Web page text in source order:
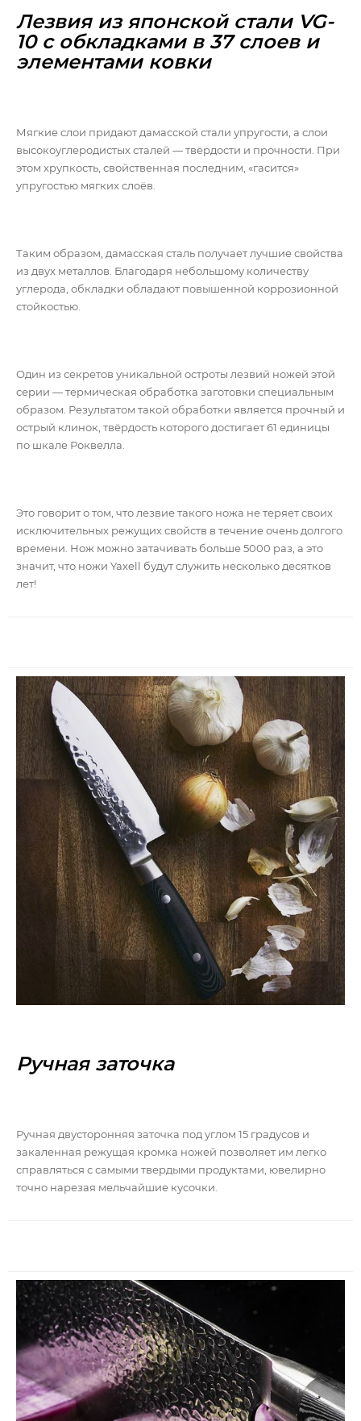
Лезвия из японской стали VG-
10 с обкладками в 37 слоев и
элементами ковки
Мягкие слои придают дамасской стали упругости, а слои
высокоуглеродистых сталей — твёрдости и прочности. При
этом хрупкость, свойственная последним, «гасится»
упругостью мягких слоёв.
Таким образом, дамасская сталь получает лучшие свойства
из двух металлов. Благодаря небольшому количеству
углерода, обкладки обладают повышенной коррозионной
стойкостью.
Один из секретов уникальной остроты лезвий ножей этой
серии — термическая обработка заготовки специальным
образом. Результатом такой обработки является прочный и
острый клинок, твёрдость которого достигает 61 единицы
по шкале Роквелла.
Это говорит о том, что лезвие такого ножа не теряет своих
исключительных режущих свойств в течение очень долгого
времени. Нож можно затачивать больше 5000 раз, а это
значит, что ножи Yaxell будут служить несколько десятков
лет!
Ручная заточка
Ручная двусторонняя заточка под углом 15 градусов и
закаленная режущая кромка ножей позволяет им легко
справляться с самыми твердыми продуктами, ювелирно
точно нарезая мельчайшие кусочки.